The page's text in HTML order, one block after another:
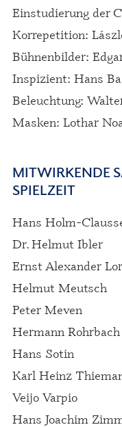
Einstudierung der
Korrepetition:
Bühnenbilder:
Inspizient: Hans
Beleuchtung:
Masken: Lothar
MITWIRKENDE
SPIELZEIT
Hans Holm-
Dr. Helmut Ibler
Ernst Alexander
Helmut Meutsch
Peter Meven
Hermann Rohrbach
Hans Sotin
Karl Heinz
Veijo Varpio
Hans Joachim